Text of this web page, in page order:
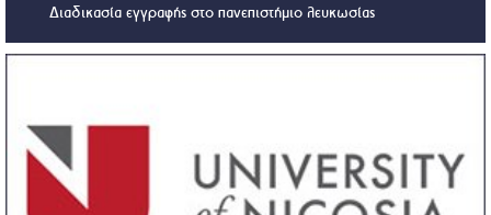
Διαδικασία εγγραφής στο πανεπιστήμιο λευκωσίας